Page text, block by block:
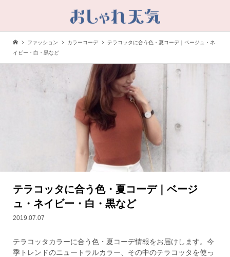
ファッション カラーコーデ
テラコッタに合う色・夏コーデ｜ベージュ・ネ
イビー・白・黒など
テラコッタに合う色・夏コーデ｜ベージ
ュ・ネイビー・白・黒など
2019.07.07
テラコッタカラーに合う色・夏コーデ情報をお届けします。今
季トレンドのニュートラルカラー、その中のテラコッタを使っ